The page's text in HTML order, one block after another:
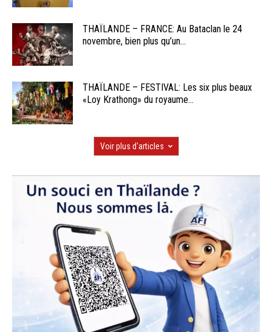
THAÏLANDE – FRANCE: Au Bataclan le 24
novembre, bien plus qu’un...
THAÏLANDE – FESTIVAL: Les six plus beaux
«Loy Krathong» du royaume...
Voir plus d'articles